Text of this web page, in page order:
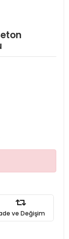
ve Değişim